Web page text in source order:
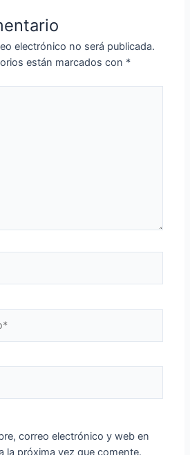
electrónico no será publicada.
están marcados con *
correo electrónico y web en
la próxima vez que comente.